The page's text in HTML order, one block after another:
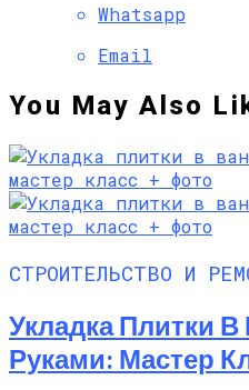
Whatsapp
Email
You May Also
СТРОИТЕЛЬСТВО И
Укладка Плитки
Руками: Мастер